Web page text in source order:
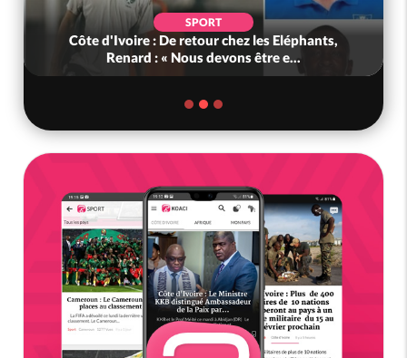
SPORT
Côte d'Ivoire : De retour chez les Eléphants,
Renard : « Nous devons être e...